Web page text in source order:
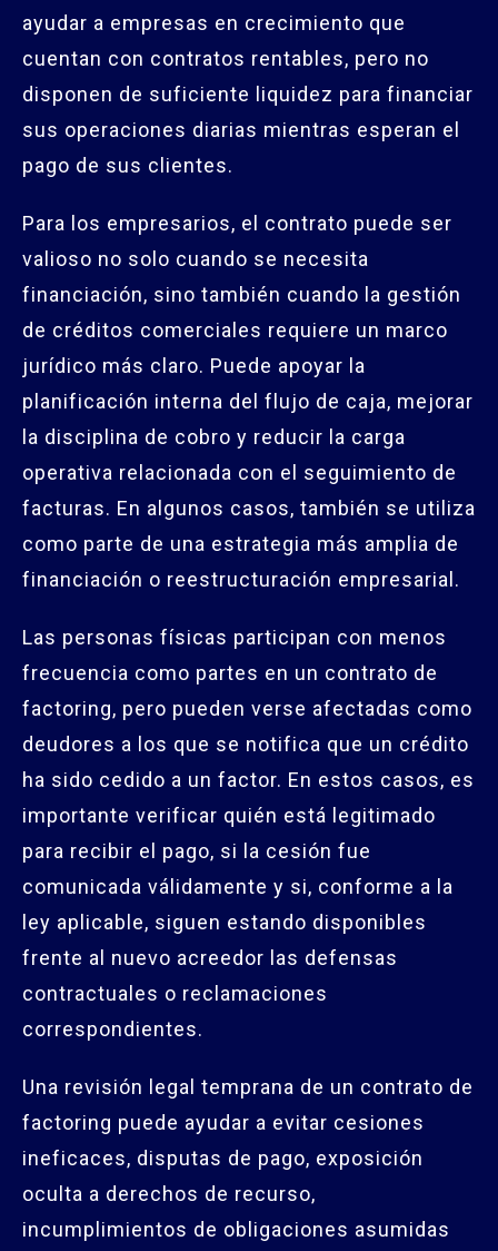
ayudar a empresas en crecimiento que
cuentan con contratos rentables, pero no
disponen de suficiente liquidez para financiar
sus operaciones diarias mientras esperan el
pago de sus clientes.
Para los empresarios, el contrato puede ser
valioso no solo cuando se necesita
financiación, sino también cuando la gestión
de créditos comerciales requiere un marco
jurídico más claro. Puede apoyar la
planificación interna del flujo de caja, mejorar
la disciplina de cobro y reducir la carga
operativa relacionada con el seguimiento de
facturas. En algunos casos, también se utiliza
como parte de una estrategia más amplia de
financiación o reestructuración empresarial.
Las personas físicas participan con menos
frecuencia como partes en un contrato de
factoring, pero pueden verse afectadas como
deudores a los que se notifica que un crédito
ha sido cedido a un factor. En estos casos, es
importante verificar quién está legitimado
para recibir el pago, si la cesión fue
comunicada válidamente y si, conforme a la
ley aplicable, siguen estando disponibles
frente al nuevo acreedor las defensas
contractuales o reclamaciones
correspondientes.
Una revisión legal temprana de un contrato de
factoring puede ayudar a evitar cesiones
ineficaces, disputas de pago, exposición
oculta a derechos de recurso,
incumplimientos de obligaciones asumidas